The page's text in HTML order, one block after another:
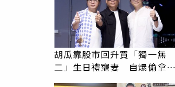
胡瓜靠股市回升買「獨一無
二」生日禮寵妻 自爆偷拿百
萬現金搞砸驚喜